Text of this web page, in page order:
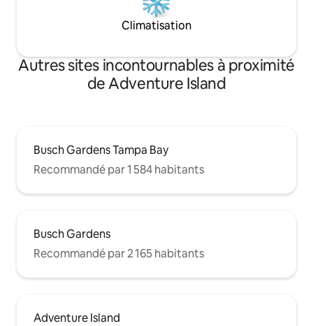
Climatisation
Autres sites incontournables à proximité
de Adventure Island
Busch Gardens Tampa Bay
Recommandé par 1 584 habitants
Busch Gardens
Recommandé par 2 165 habitants
Adventure Island